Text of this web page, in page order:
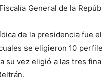
General de la
de la presidencia fue
se eligieron 10
su vez eligió a las tres